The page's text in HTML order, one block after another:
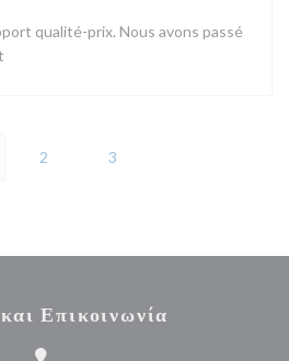
qualité-prix. Nous avons passé
2 3
Επικοινωνία